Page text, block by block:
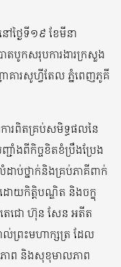
ថ្ងៃទី១៩ ខែមីនា
តបូកសរុបការងារក្រសួង
ារសូហ្វីតែល ភ្នំពេញភូគី
ារពិតគ្រប់សមិទ្ធផលនៃ
ជាំងពីកិច្ចខិតខំប្រឹងប្រែង
ាប់ថ្នាក់និងគ្រប់ភាគីពាក់
ោយកិត្តិបណ្ឌិត និងចក្ខុ
តេជោ ហ៊ុន សែន អតីត
ាល់ព្រះមហាក្សត្រ ដែល
ភាព និងសុខុមាលភាព